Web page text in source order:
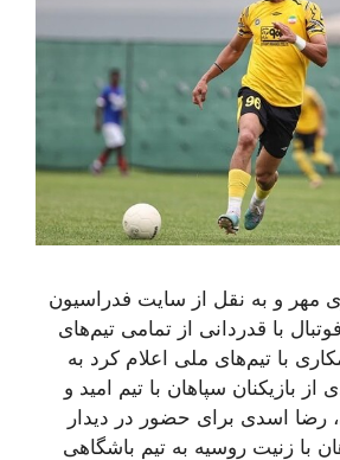
مهر و به نقل از سایت فدراسیون
با قدردانی از تمامی تیم‌های
با تیم‌های ملی اعلام کرد به
بازیکنان سپاهان با تیم امید و
رضا اسدی برای حضور در دیدار
با زنیت روسیه به تیم باشگاهی